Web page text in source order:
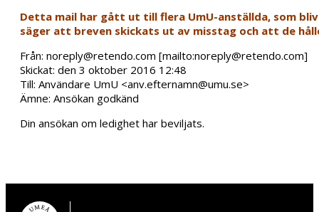
Detta mail har gått ut till flera UmU-anställda, som
säger att breven skickats ut av misstag och att de
Från: noreply@retendo.com [mailto:noreply@retendo.com]
Skickat: den 3 oktober 2016 12:48
Till: Användare UmU <anv.efternamn@umu.se>
Ämne: Ansökan godkänd
Din ansökan om ledighet har beviljats.